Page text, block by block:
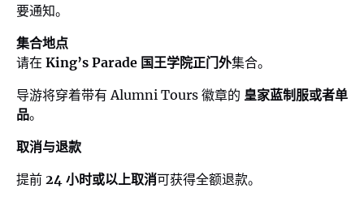
要通知。
集合地点
请在 King’s Parade 国王学院正门外集合。
导游将穿着带有 Alumni Tours 徽章的 皇家蓝制服或者单
品。
取消与退款
提前 24 小时或以上取消可获得全额退款。